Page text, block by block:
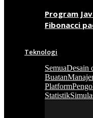
Program
Fibonacci
Teknologi
SemuaDesain
Buatan
Platform
Statistik